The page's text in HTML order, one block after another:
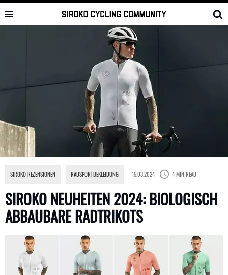
Skip
SIROKO NEUHEITEN 2024: BIOLOGISCH
ABBAUBARE RADTRIKOTS
SIROKO REZENSIONEN RADSPORTBEKLEIDUNG 15.03.2024 4 MIN READ